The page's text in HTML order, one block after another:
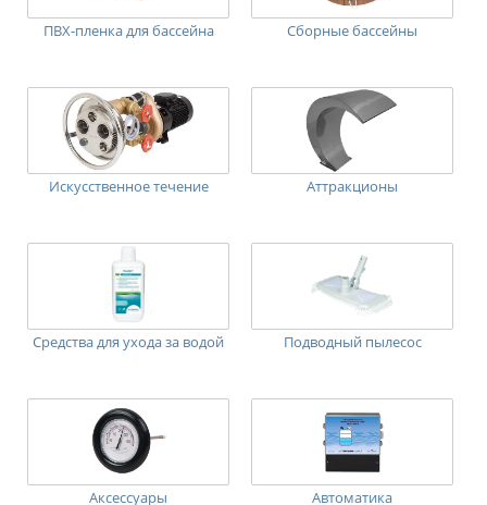
ПВХ-пленка для бассейна Сборные бассейны
Искусственное течение Аттракционы
Средства для ухода за водой Подводный пылесос
Аксессуары Автоматика